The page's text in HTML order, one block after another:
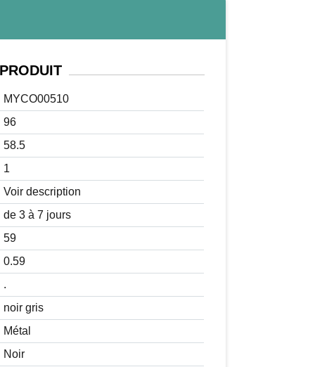
MYCO00510
96
58.5
1
Voir description
de 3 à 7 jours
59
0.59
.
noir gris
Métal
Noir